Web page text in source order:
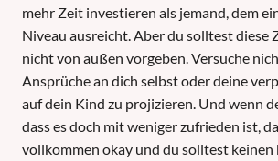
mehr Zeit investieren als jemand, dem
Niveau ausreicht. Aber du solltest diese
nicht von außen vorgeben. Versuche
Ansprüche an dich selbst oder deine
auf dein Kind zu projizieren. Und wenn
dass es doch mit weniger zufrieden ist,
vollkommen okay und du solltest keinen